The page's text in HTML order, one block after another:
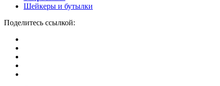
Шейкеры и бутылки
Поделитесь ссылкой: